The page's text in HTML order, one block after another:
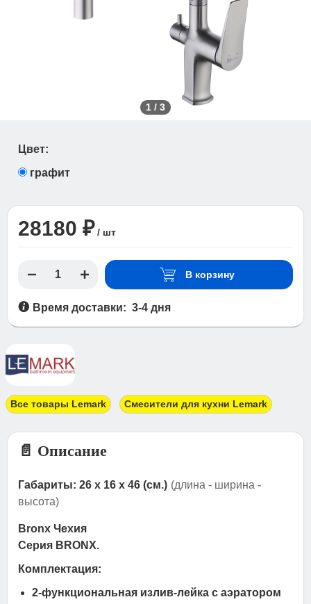
1 / 3
Цвет:
графит
28180 ₽ / шт
В корзину
Время доставки: 3-4 дня
Все товары Lemark Смесители для кухни Lemark
📄 Описание
Габариты: 26 x 16 x 46 (см.) (длина - ширина -
высота)
Bronx Чехия
Серия BRONX.
Комплектация:
2-функциональная излив-лейка с аэратором